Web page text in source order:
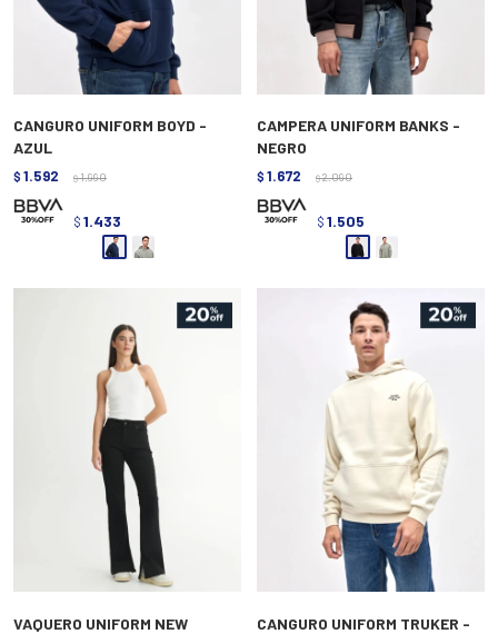
CANGURO UNIFORM BOYD -
AZUL
$ 1.592 $ 1.990
$ 1.433
CAMPERA UNIFORM BANKS -
NEGRO
$ 1.672 $ 2.090
$ 1.505
VAQUERO UNIFORM NEW
CANGURO UNIFORM TRUKER -